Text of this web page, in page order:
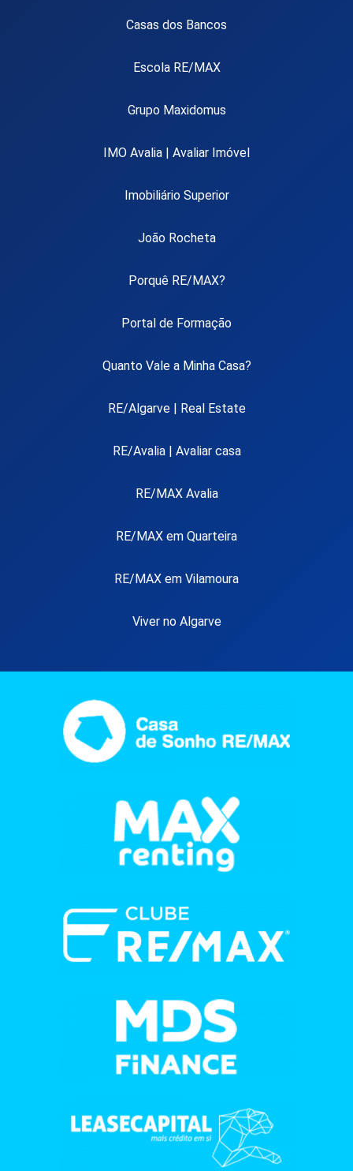
Casas dos Bancos
Escola RE/MAX
Grupo Maxidomus
IMO Avalia | Avaliar Imóvel
Imobiliário Superior
João Rocheta
Porquê RE/MAX?
Portal de Formação
Quanto Vale a Minha Casa?
RE/Algarve | Real Estate
RE/Avalia | Avaliar casa
RE/MAX Avalia
RE/MAX em Quarteira
RE/MAX em Vilamoura
Viver no Algarve